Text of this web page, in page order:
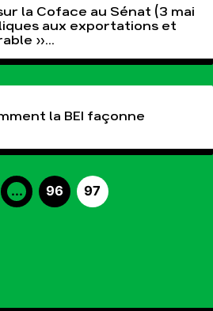
Agriculture
Finance
Multinationales
Groupes locaux
la Coface au Sénat (3 mai
aux exportations et
»...
la BEI façonne
... 96 97